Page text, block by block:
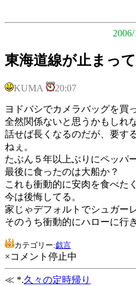
2006/
東海道線が止まっ
KUMA 20:07
ヨドバシでカメラバッグを買っ
全然関係ないと思うかもしれな
話せば長くなるのだが、要す
ねぇ。
たぶん５年以上ぶりにペッパ
最後に食ったのは大船か？
これも衝動的に安肉を食べた
今は後悔してる。
家じゃデフォルトでシュガー
そのうち衝動的にハローに行
カテゴリー:戯言
×コメント停止中
≪ *.久々の定時帰り